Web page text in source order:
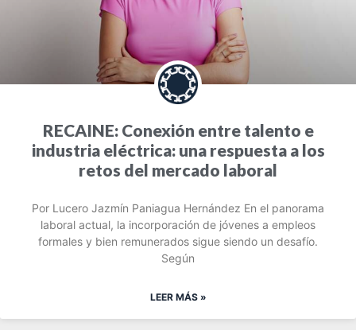
RECAINE: Conexión entre talento e
industria eléctrica: una respuesta a los
retos del mercado laboral
Por Lucero Jazmín Paniagua Hernández En el panorama
laboral actual, la incorporación de jóvenes a empleos
formales y bien remunerados sigue siendo un desafío.
Según
LEER MÁS »